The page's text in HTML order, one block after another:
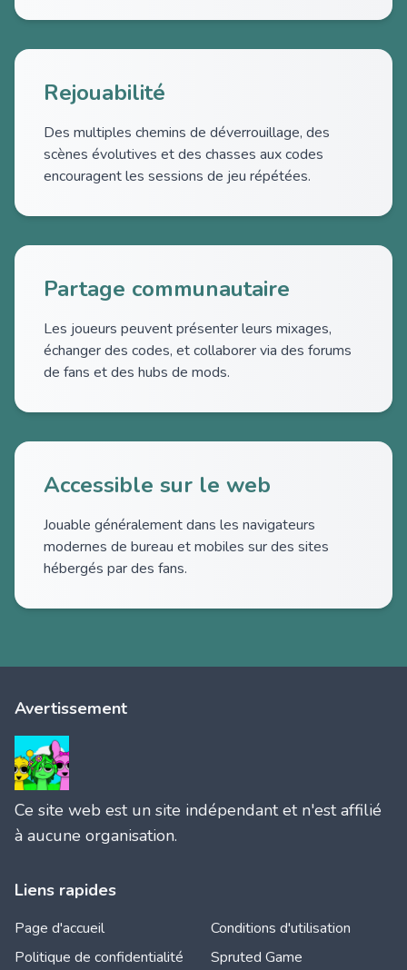
Rejouabilité
Des multiples chemins de déverrouillage, des
scènes évolutives et des chasses aux codes
encouragent les sessions de jeu répétées.
Partage communautaire
Les joueurs peuvent présenter leurs mixages,
échanger des codes, et collaborer via des forums
de fans et des hubs de mods.
Accessible sur le web
Jouable généralement dans les navigateurs
modernes de bureau et mobiles sur des sites
hébergés par des fans.
Avertissement
Ce site web est un site indépendant et n'est affilié
à aucune organisation.
Liens rapides
Page d'accueil
Conditions d'utilisation
Politique de confidentialité
Spruted Game